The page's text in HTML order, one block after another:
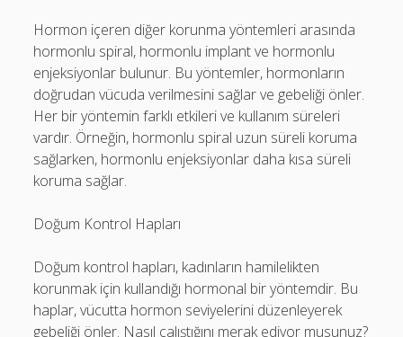
Hormon içeren diğer korunma yöntemleri arasında
hormonlu spiral, hormonlu implant ve hormonlu
enjeksiyonlar bulunur. Bu yöntemler, hormonların
doğrudan vücuda verilmesini sağlar ve gebeliği önler.
Her bir yöntemin farklı etkileri ve kullanım süreleri
vardır. Örneğin, hormonlu spiral uzun süreli koruma
sağlarken, hormonlu enjeksiyonlar daha kısa süreli
koruma sağlar.
Doğum Kontrol Hapları
Doğum kontrol hapları, kadınların hamilelikten
korunmak için kullandığı hormonal bir yöntemdir. Bu
haplar, vücutta hormon seviyelerini düzenleyerek
gebeliği önler. Nasıl çalıştığını merak ediyor musunuz?